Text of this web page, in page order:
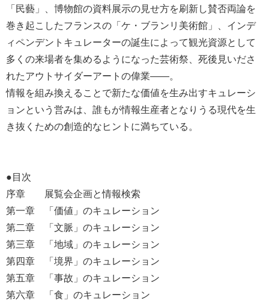
「民藝」、博物館の資料展示の見せ方を刷新し賛否両論を
巻き起こしたフランスの「ケ・ブランリ美術館」、インデ
ィペンデントキュレーターの誕生によって観光資源として
多くの来場者を集めるようになった芸術祭、死後見いださ
れたアウトサイダーアートの偉業――。
情報を組み換えることで新たな価値を生み出すキュレーシ
ョンという営みは、誰もが情報生産者となりうる現代を生
き抜くための創造的なヒントに満ちている。
●目次
序章 展覧会企画と情報検索
第一章 「価値」のキュレーション
第二章 「文脈」のキュレーション
第三章 「地域」のキュレーション
第四章 「境界」のキュレーション
第五章 「事故」のキュレーション
第六章 「食」のキュレーション